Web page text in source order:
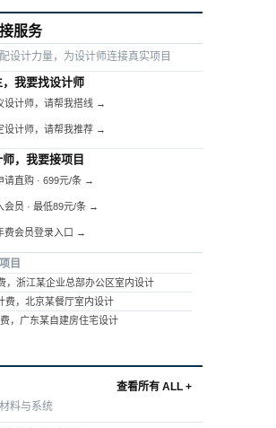
服务
设计力量，为设计师连接真实项目
我要找设计师
设计师，请帮我搭线 →
设计师，请帮我推荐 →
，我要接项目
请直购 · 699元/条 →
会员 · 最低89元/条 →
费会员登录入口 →
目
，浙江某企业总部办公区室内设计
费，北京某餐厅室内设计
，广东某自建房住宅设计
查看所有 ALL +
料与系统